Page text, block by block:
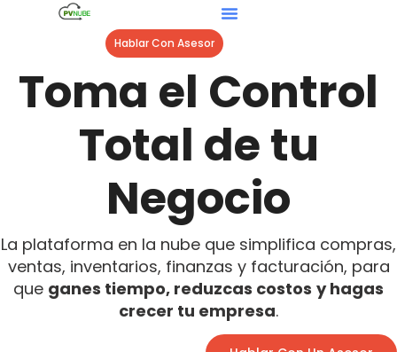
Hablar Con Asesor
Toma el Control
Total de tu
Negocio
La plataforma en la nube que simplifica compras,
ventas, inventarios, finanzas y facturación, para
que ganes tiempo, reduzcas costos y hagas
crecer tu empresa.